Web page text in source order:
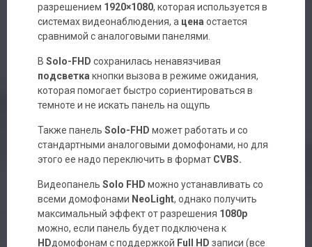
разрешением 1920×1080, которая используется в
системах видеонаблюдения, а цена остается
сравнимой с аналоговыми панелями.
В Solo-FHD сохранилась ненавязчивая
подсветка кнопки вызова в режиме ожидания,
которая помогает быстро сориентироваться в
темноте и не искать панель на ощупь
Также панель Solo-FHD может работать и со
стандартными аналоговыми домофонами, но для
этого ее надо переключить в формат CVBS.
Видеопанель Solo FHD можно устанавливать со
всеми домофонами NeoLight, однако получить
максимальный эффект от разрешения 1080р
можно, если панель будет подключена к
HDдомофонам с поддержкой Full HD записи (все